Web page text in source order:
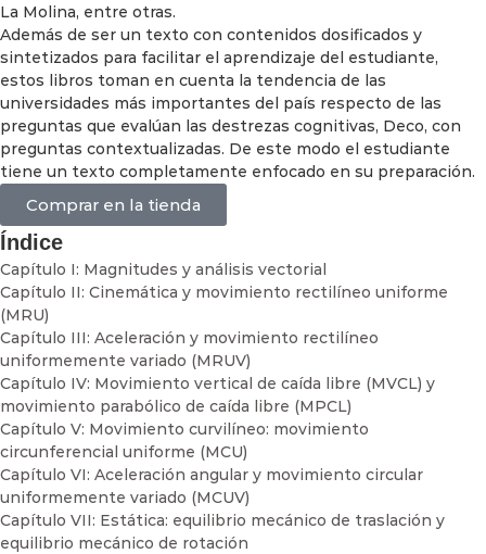
La Molina, entre otras.
Además de ser un texto con contenidos dosificados y
sintetizados para facilitar el aprendizaje del estudiante,
estos libros toman en cuenta la tendencia de las
universidades más importantes del país respecto de las
preguntas que evalúan las destrezas cognitivas, Deco, con
preguntas contextualizadas. De este modo el estudiante
tiene un texto completamente enfocado en su preparación.
Comprar en la tienda
Índice
Capítulo I: Magnitudes y análisis vectorial
Capítulo II: Cinemática y movimiento rectilíneo uniforme
(MRU)
Capítulo III: Aceleración y movimiento rectilíneo
uniformemente variado (MRUV)
Capítulo IV: Movimiento vertical de caída libre (MVCL) y
movimiento parabólico de caída libre (MPCL)
Capítulo V: Movimiento curvilíneo: movimiento
circunferencial uniforme (MCU)
Capítulo VI: Aceleración angular y movimiento circular
uniformemente variado (MCUV)
Capítulo VII: Estática: equilibrio mecánico de traslación y
equilibrio mecánico de rotación